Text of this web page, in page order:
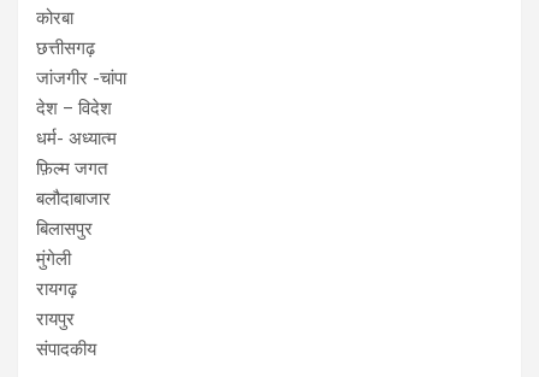
कोरबा
छत्तीसगढ़
जांजगीर -चांपा
देश – विदेश
धर्म- अध्यात्म
फ़िल्म जगत
बलौदाबाजार
बिलासपुर
मुंगेली
रायगढ़
रायपुर
संपादकीय